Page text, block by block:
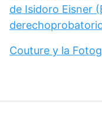
de Isidoro Eisner
Couture y la